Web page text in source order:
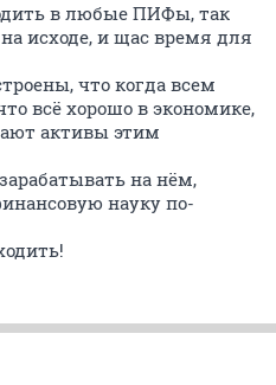
в любые ПИФы, так
исходе, и щас время для
что когда всем
всё хорошо в экономике,
активы этим
на нём,
науку по-